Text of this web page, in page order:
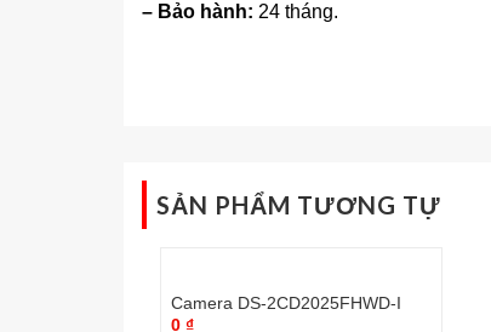
– Bảo hành: 24 tháng.
SẢN PHẨM TƯƠNG TỰ
Camera DS-2CD2025FHWD-I
0 ₫